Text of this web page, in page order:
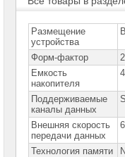
Серверы
Name
Пассивное
сетевое
оборудование
Активное
сетевое
оборудование
СХД
Размещение
устройства
Форм-фактор
Емкость
накопителя
Поддерживаемые
каналы данных
Внешняя скорость
передачи данных
Технология памяти